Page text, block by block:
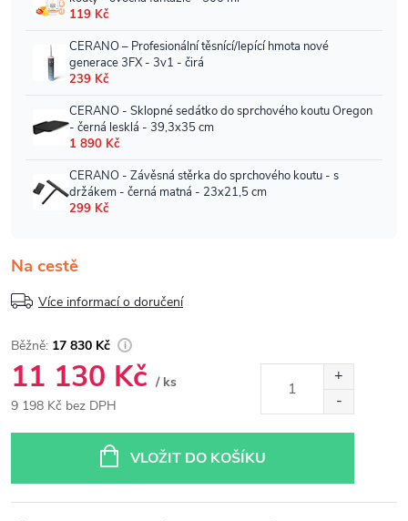
Na cestě
Více informací o doručení
17 830 Kč
11 130 Kč / ks
9 198 Kč bez DPH
VLOŽIT DO KOŠÍKU